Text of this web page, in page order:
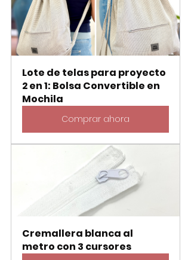
Lote de telas para proyecto
2 en 1: Bolsa Convertible en
Mochila
Comprar ahora
Cremallera blanca al
metro con 3 cursores